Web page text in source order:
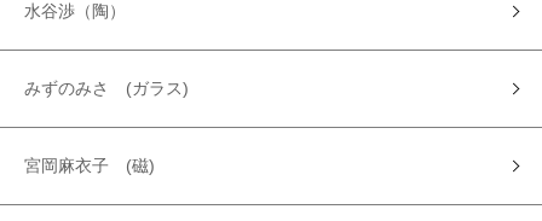
水谷渉（陶）
みずのみさ (ガラス)
宮岡麻衣子 (磁)